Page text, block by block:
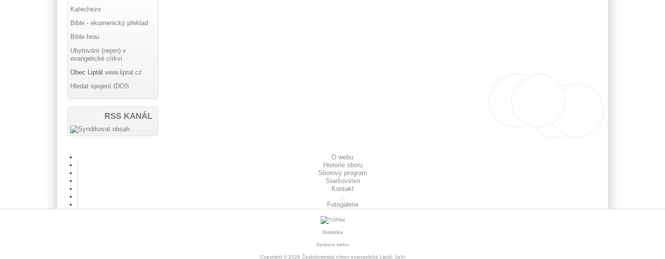
Katecheze
Bible - ekumenický překlad
Bible hrou
Ubytování (nejen) v
evangelické církvi
Obec Liptálwww.liptal.cz
Hledat spojení IDOS
RSS KANÁL
O webu
Historie sboru
Sborový program
Staršovstvo
Kontakt
Fotogalerie
Statistika
Správce webu
Copyright © 2026 Českobratrská církev evangelická Liptál. JaVr